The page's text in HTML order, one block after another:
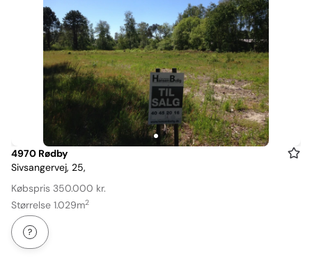
Item
1
of
1
4970 Rødby
Sivsangervej, 25,
Købspris 350.000 kr.
Størrelse 1.029m2